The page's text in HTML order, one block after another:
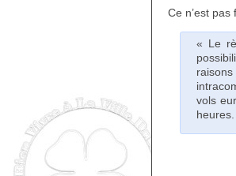
Ce n’est
« Le
vols